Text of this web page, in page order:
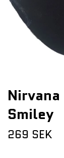
Smiley
269 SEK